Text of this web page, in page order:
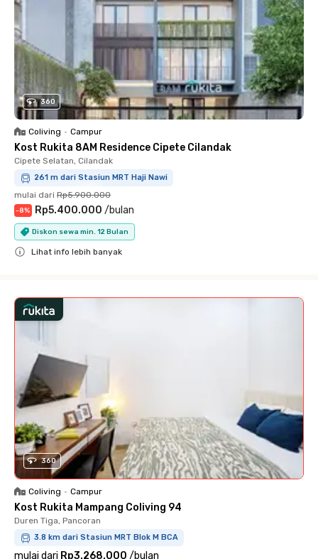
360
Coliving • Campur
Kost Rukita 8AM Residence Cipete Cilandak
Cipete Selatan, Cilandak
261 m dari Stasiun MRT Haji Nawi
mulai dari Rp5.900.000
-8% Rp5.400.000 /bulan
Diskon sewa min. 12 Bulan
Lihat info lebih banyak
360
Coliving • Campur
Kost Rukita Mampang Coliving 94
Duren Tiga, Pancoran
3.8 km dari Stasiun MRT Blok M BCA
mulai dari Rp3.268.000 /bulan